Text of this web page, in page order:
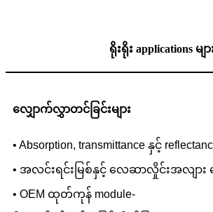
ရိုးရိုး applications မျာ
လျှောက်လွှာတင်ခြင်းများ
• Absorption, transmittance နှင့်
• အလင်းရင်းမြစ်နှင့် လေဆာလှိုင်းအလျား
• OEM ထုတ်ကုန် module-